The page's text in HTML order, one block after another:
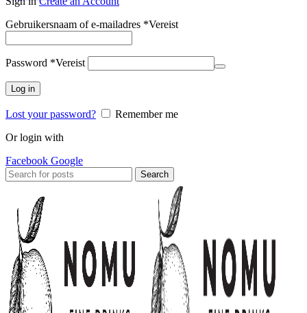
Gebruikersnaam of e-mailadres *Vereist
Password *Vereist
Log in
Lost your password?
Remember me
Or login with
Facebook Google
Search